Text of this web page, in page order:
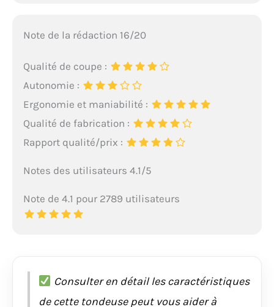
Note de la rédaction 16/20
Qualité de coupe :
Autonomie :
Ergonomie et maniabilité :
Qualité de fabrication :
Rapport qualité/prix :
Notes des utilisateurs 4.1/5
Note de 4.1 pour 2789 utilisateurs
Consulter en détail les caractéristiques
de cette tondeuse peut vous aider à